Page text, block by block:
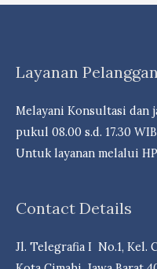
Layanan
Melayani Konsultasi dan
pukul 08.00 s.d. 17.30
Untuk layanan melalui
Contact Details
Jl. Telegrafia I No.1, Kel.